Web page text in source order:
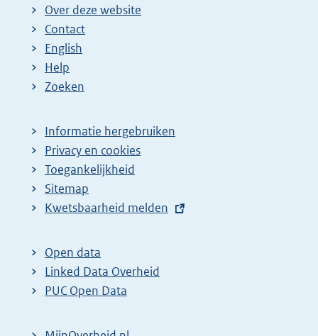
Over deze website
Contact
English
Help
Zoeken
Informatie hergebruiken
Privacy en cookies
Toegankelijkheid
Sitemap
E
t
e
r
Kwetsbaarheid melden
Open data
Linked Data Overheid
PUC Open Data